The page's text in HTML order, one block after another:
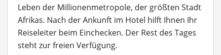
Leben der Millionenmetropole, der größten Stadt
Afrikas. Nach der Ankunft im Hotel hilft Ihnen Ihr
Reiseleiter beim Einchecken. Der Rest des Tages
steht zur freien Verfügung.